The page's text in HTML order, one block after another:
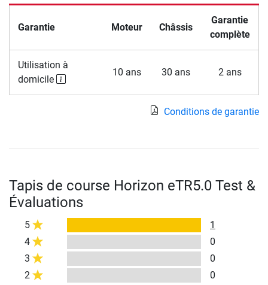
Garantie Moteur Châssis
Garantie
complète
Utilisation à
domicile
10 ans 30 ans 2 ans
Conditions de garantie
Tapis de course Horizon eTR5.0 Test &
Évaluations
5
1
4
0
3
0
2
0